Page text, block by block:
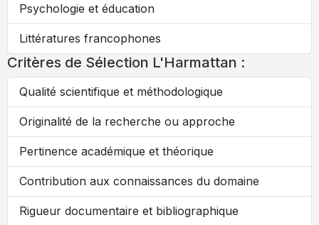
Psychologie et éducation
Littératures francophones
Critères de Sélection L'Harmattan :
Qualité scientifique et méthodologique
Originalité de la recherche ou approche
Pertinence académique et théorique
Contribution aux connaissances du domaine
Rigueur documentaire et bibliographique